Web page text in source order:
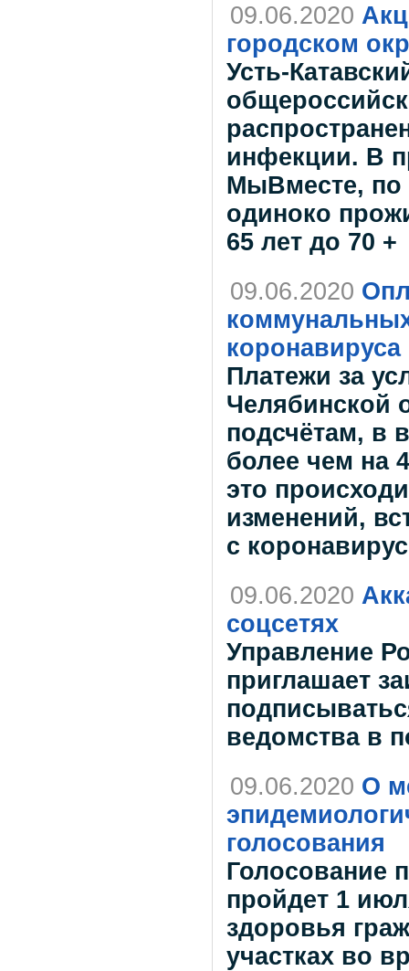
09.06.2020
городском
Усть-
инфекции. В
МыВместе, по
одиноко
65 лет до 70 +
09.06.2020
коронавируса
Платежи за
Челябинской
подсчётам, в
более чем на
это
изменений,
с
09.06.2020
соцсетях
Управление
приглашает
ведомства в
09.06.2020 О
голосования
Голосование
пройдет 1
здоровья
участках во